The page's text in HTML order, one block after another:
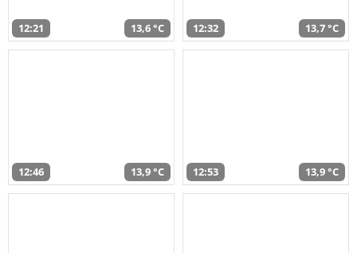
12:21 13,6 °C 12:32 13,7 °C
12:46 13,9 °C 12:53 13,9 °C